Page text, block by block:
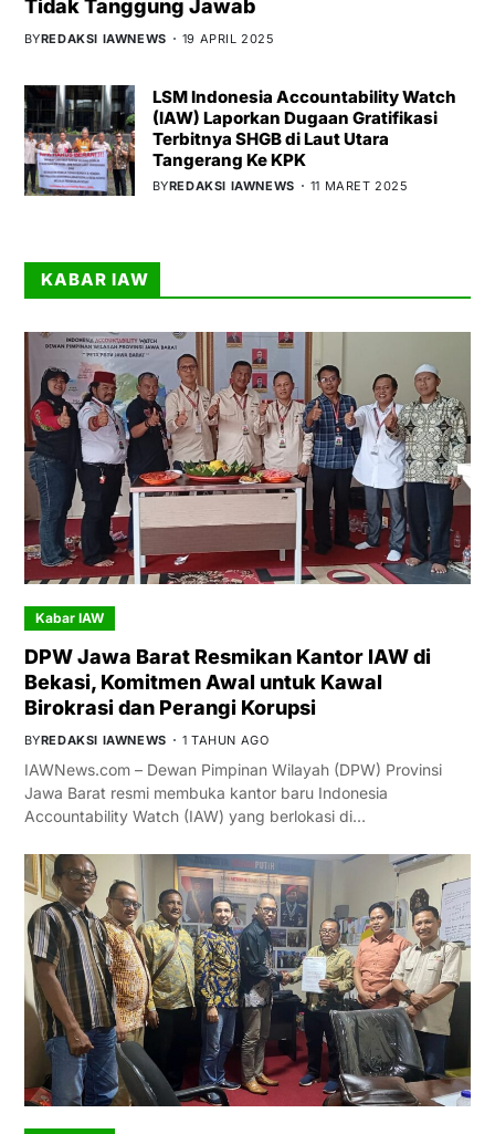
Tidak Tanggung Jawab
BYREDAKSI IAWNEWS 19 APRIL 2025
LSM Indonesia Accountability Watch
(IAW) Laporkan Dugaan Gratifikasi
Terbitnya SHGB di Laut Utara
Tangerang Ke KPK
BYREDAKSI IAWNEWS 11 MARET 2025
KABAR IAW
Kabar IAW
DPW Jawa Barat Resmikan Kantor IAW di
Bekasi, Komitmen Awal untuk Kawal
Birokrasi dan Perangi Korupsi
BYREDAKSI IAWNEWS 1 TAHUN AGO
IAWNews.com – Dewan Pimpinan Wilayah (DPW) Provinsi
Jawa Barat resmi membuka kantor baru Indonesia
Accountability Watch (IAW) yang berlokasi di…